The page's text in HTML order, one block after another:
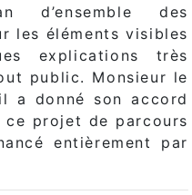
d’ensemble des
les éléments visibles
explications très
public. Monsieur le
a donné son accord
projet de parcours
entièrement par